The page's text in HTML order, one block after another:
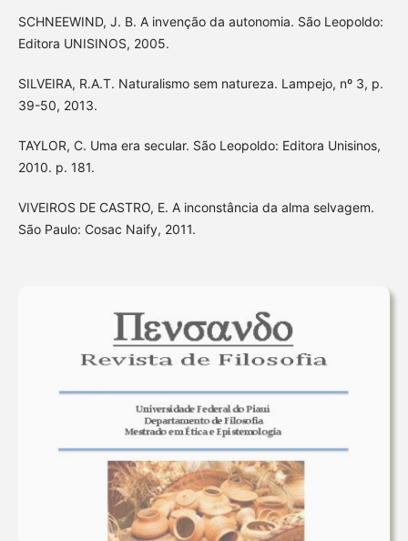
SCHNEEWIND, J. B. A invenção da autonomia. São Leopoldo:
Editora UNISINOS, 2005.
SILVEIRA, R.A.T. Naturalismo sem natureza. Lampejo, nº 3, p.
39-50, 2013.
TAYLOR, C. Uma era secular. São Leopoldo: Editora Unisinos,
2010. p. 181.
VIVEIROS DE CASTRO, E. A inconstância da alma selvagem.
São Paulo: Cosac Naify, 2011.